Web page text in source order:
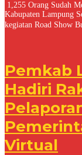
1,255 Orang Sudah
Kabupaten Lampung
kegiatan Road Show
Pemkab
Hadiri
Virtual